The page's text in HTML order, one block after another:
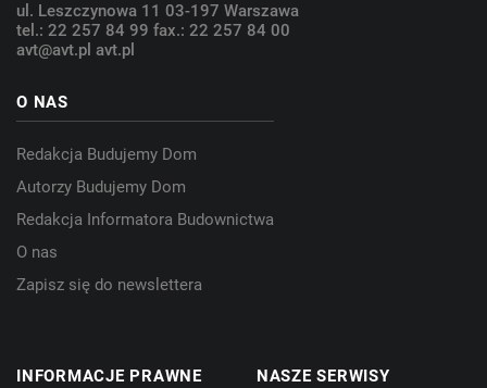
ul. Leszczynowa 11 03-197 Warszawa
tel.: 22 257 84 99 fax.: 22 257 84 00
avt@avt.pl avt.pl
O NAS
Redakcja Budujemy Dom
Autorzy Budujemy Dom
Redakcja Informatora Budownictwa
O nas
Zapisz się do newslettera
INFORMACJE PRAWNE NASZE SERWISY